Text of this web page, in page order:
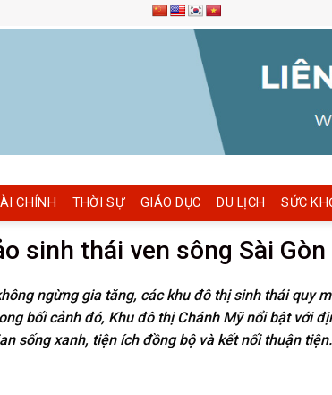
CHÍNH THỜI SỰ GIÁO DỤC DU LỊCH SỨC
sinh thái ven sông Sài Gòn
ngừng gia tăng, các khu đô thị sinh thái quy
bối cảnh đó, Khu đô thị Chánh Mỹ nổi bật với
sống xanh, tiện ích đồng bộ và kết nối thuận tiện.